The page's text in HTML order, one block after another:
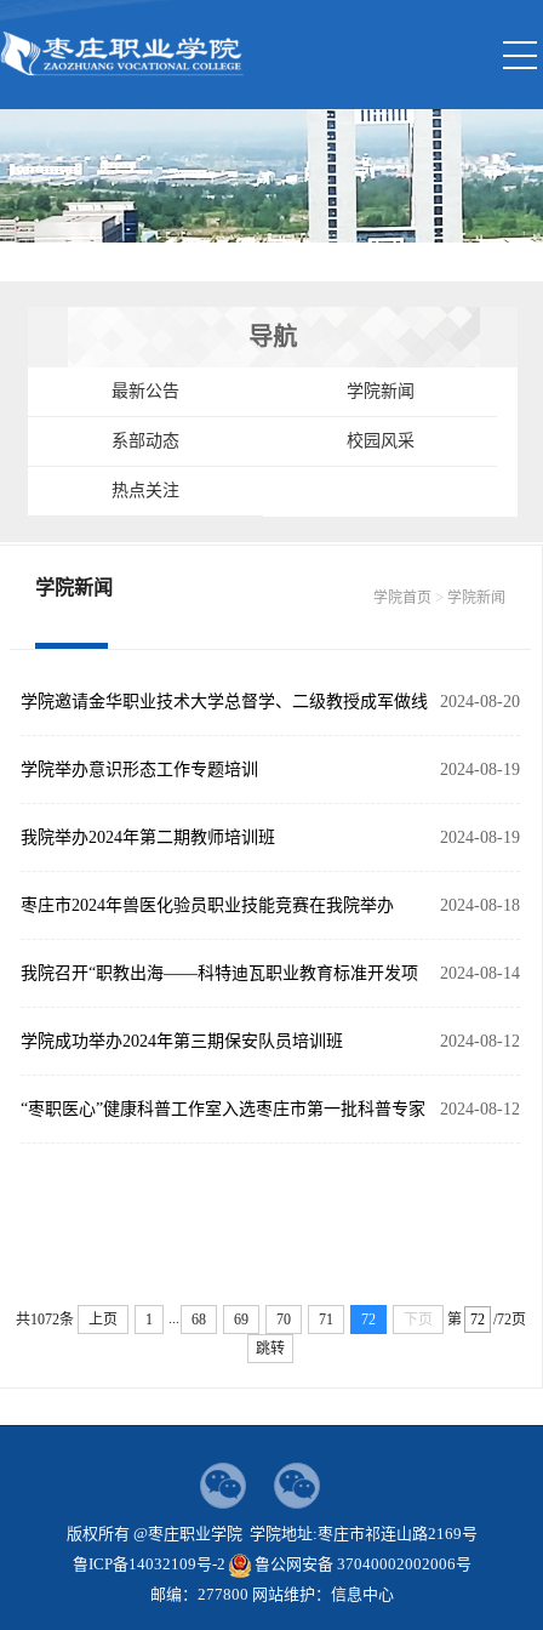
导航
最新公告 学院新闻
系部动态 校园风采
热点关注
学院首页 > 学院新闻
学院新闻
2024-08-20
学院邀请金华职业技术大学总督学、二级教授成军做线
上专题报告
2024-08-19
学院举办意识形态工作专题培训
2024-08-19
我院举办2024年第二期教师培训班
2024-08-18
枣庄市2024年兽医化验员职业技能竞赛在我院举办
2024-08-14
我院召开“职教出海——科特迪瓦职业教育标准开发项
目”座谈会
2024-08-12
学院成功举办2024年第三期保安队员培训班
2024-08-12
“枣职医心”健康科普工作室入选枣庄市第一批科普专家
共1072条 上页 1 68 69 70 71 72 下页 第
/72页
跳转
版权所有 @枣庄职业学院 学院地址:枣庄市祁连山路2169号
鲁ICP备14032109号-2
鲁公网安备 37040002002006号
邮编：277800 网站维护：信息中心